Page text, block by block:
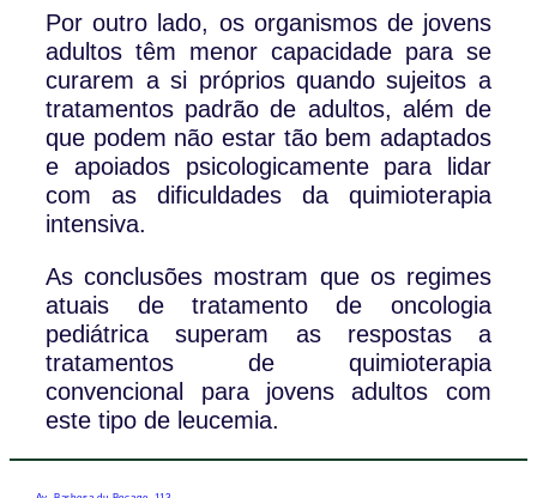
Por outro lado, os organismos de jovens
adultos têm menor capacidade para se
curarem a si próprios quando sujeitos a
tratamentos padrão de adultos, além de
que podem não estar tão bem adaptados
e apoiados psicologicamente para lidar
com as dificuldades da quimioterapia
intensiva.
As conclusões mostram que os regimes
atuais de tratamento de oncologia
pediátrica superam as respostas a
tratamentos de quimioterapia
convencional para jovens adultos com
este tipo de leucemia.